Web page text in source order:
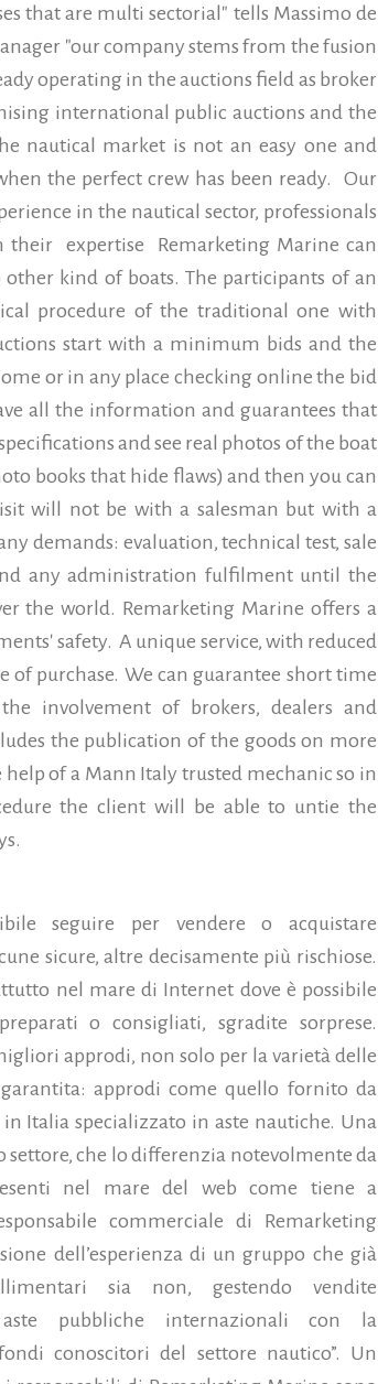
that are multi sectorial" tells Massimo de
"our company stems from the fusion
operating in the auctions field as broker
international public auctions and the
nautical market is not an easy one and
the perfect crew has been ready. Our
in the nautical sector, professionals
their expertise Remarketing Marine can
kind of boats. The participants of an
procedure of the traditional one with
start with a minimum bids and the
or in any place checking online the bid
all the information and guarantees that
and see real photos of the boat
books that hide flaws) and then you can
will not be with a salesman but with a
demands: evaluation, technical test, sale
any administration fulfilment until the
the world. Remarketing Marine offers a
safety. A unique service, with reduced
of purchase. We can guarantee short time
involvement of brokers, dealers and
the publication of the goods on more
of a Mann Italy trusted mechanic so in
the client will be able to untie the
seguire per vendere o acquistare
sicure, altre decisamente più rischiose.
nel mare di Internet dove è possibile
o consigliati, sgradite sorprese.
approdi, non solo per la varietà delle
approdi come quello fornito da
Italia specializzato in aste nautiche. Una
settore, che lo differenzia notevolmente da
nel mare del web come tiene a
commerciale di Remarketing
dell’esperienza di un gruppo che già
sia non, gestendo vendite
pubbliche internazionali con la
conoscitori del settore nautico”. Un